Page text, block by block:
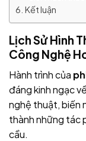
Kết luận
Lịch Sử Hình
Công Nghệ
Hành trình của
đáng kinh ngạc
nghệ thuật, biến
thành những tác
cầu.